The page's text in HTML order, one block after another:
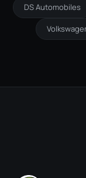
DS Automobiles